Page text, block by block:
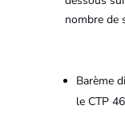
nombre de
Barème
le CTP